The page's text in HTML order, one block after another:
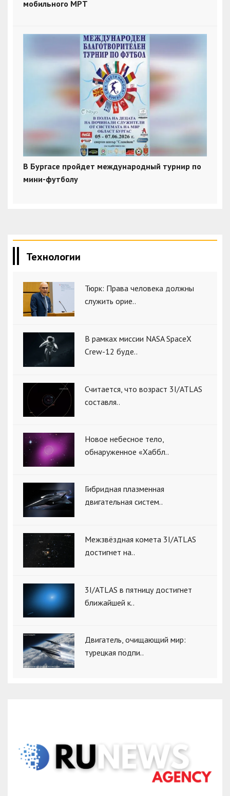
мобильного МРТ
В Бургасе пройдет международный турнир по
мини-футболу
Технологии
Тюрк: Права человека должны
служить орие..
В рамках миссии NASA SpaceX
Crew-12 буде..
Считается, что возраст 3I/ATLAS
составля..
Новое небесное тело,
обнаруженное «Хаббл..
Гибридная плазменная
двигательная систем..
Межзвёздная комета 3I/ATLAS
достигнет на..
3I/ATLAS в пятницу достигнет
ближайшей к..
Двигатель, очищающий мир:
турецкая подпи..